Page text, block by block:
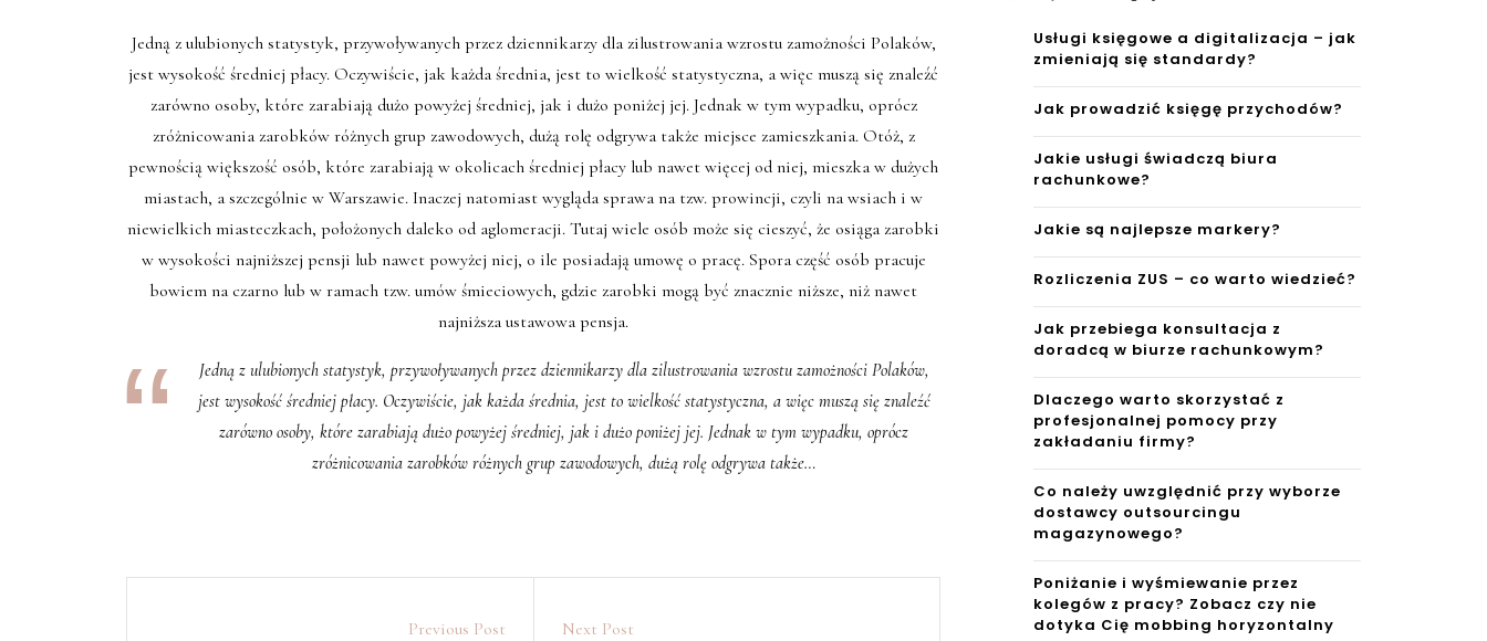
Jedną z ulubionych statystyk, przywoływanych przez dziennikarzy dla zilustrowania wzrostu zamożności Polaków,
jest wysokość średniej płacy. Oczywiście, jak każda średnia, jest to wielkość statystyczna, a więc muszą się znaleźć
zarówno osoby, które zarabiają dużo powyżej średniej, jak i dużo poniżej jej. Jednak w tym wypadku, oprócz
zróżnicowania zarobków różnych grup zawodowych, dużą rolę odgrywa także miejsce zamieszkania. Otóż, z
pewnością większość osób, które zarabiają w okolicach średniej płacy lub nawet więcej od niej, mieszka w dużych
miastach, a szczególnie w Warszawie. Inaczej natomiast wygląda sprawa na tzw. prowincji, czyli na wsiach i w
niewielkich miasteczkach, położonych daleko od aglomeracji. Tutaj wiele osób może się cieszyć, że osiąga zarobki
w wysokości najniższej pensji lub nawet powyżej niej, o ile posiadają umowę o pracę. Spora część osób pracuje
bowiem na czarno lub w ramach tzw. umów śmieciowych, gdzie zarobki mogą być znacznie niższe, niż nawet
najniższa ustawowa pensja.
Jedną z ulubionych statystyk, przywoływanych przez dziennikarzy dla zilustrowania wzrostu zamożności Polaków,
jest wysokość średniej płacy. Oczywiście, jak każda średnia, jest to wielkość statystyczna, a więc muszą się znaleźć
zarówno osoby, które zarabiają dużo powyżej średniej, jak i dużo poniżej jej. Jednak w tym wypadku, oprócz
zróżnicowania zarobków różnych grup zawodowych, dużą rolę odgrywa także…
Previous Post Next Post
Usługi księgowe a digitalizacja – jak
zmieniają się standardy?
Jak prowadzić księgę przychodów?
Jakie usługi świadczą biura
rachunkowe?
Jakie są najlepsze markery?
Rozliczenia ZUS – co warto wiedzieć?
Jak przebiega konsultacja z
doradcą w biurze rachunkowym?
Dlaczego warto skorzystać z
profesjonalnej pomocy przy
zakładaniu firmy?
Co należy uwzględnić przy wyborze
dostawcy outsourcingu
magazynowego?
Poniżanie i wyśmiewanie przez
kolegów z pracy? Zobacz czy nie
dotyka Cię mobbing horyzontalny